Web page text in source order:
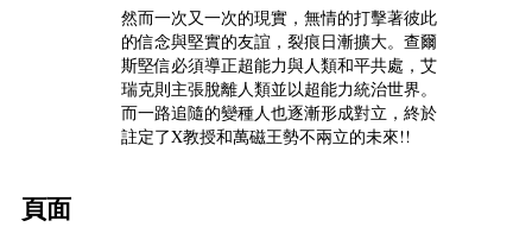
然而一次又一次的現實，無情的打擊著彼此
的信念與堅實的友誼，裂痕日漸擴大。查爾
斯堅信必須導正超能力與人類和平共處，艾
瑞克則主張脫離人類並以超能力統治世界。
而一路追隨的變種人也逐漸形成對立，終於
註定了X教授和萬磁王勢不兩立的未來!!
頁面